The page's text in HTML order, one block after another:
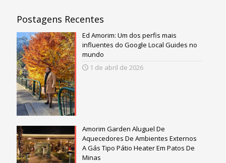
Postagens Recentes
Ed Amorim: Um dos perfis mais
influentes do Google Local Guides no
mundo
1 de abril de 2026
Amorim Garden Aluguel De
Aquecedores De Ambientes Externos
A Gás Tipo Pátio Heater Em Patos De
Minas